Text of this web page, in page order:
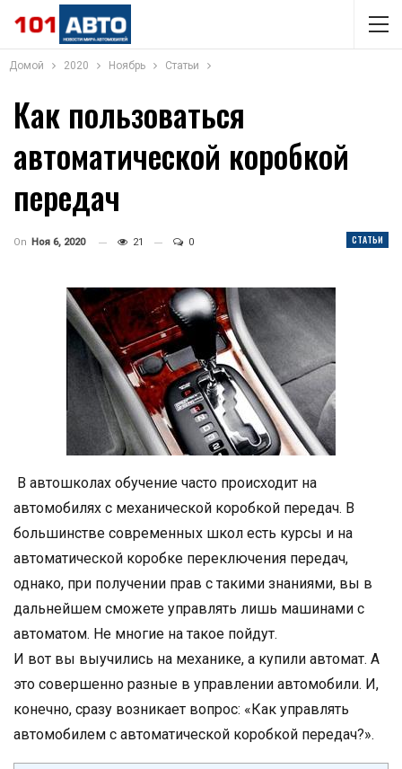
Домой 2020 Ноябрь Статьи
Как пользоваться
автоматической коробкой
передач
СТАТЬИ
On Ноя 6, 2020 21 0
В автошколах обучение часто происходит на
автомобилях с механической коробкой передач. В
большинстве современных школ есть курсы и на
автоматической коробке переключения передач,
однако, при получении прав с такими знаниями, вы в
дальнейшем сможете управлять лишь машинами с
автоматом. Не многие на такое пойдут.
И вот вы выучились на механике, а купили автомат. А
это совершенно разные в управлении автомобили. И,
конечно, сразу возникает вопрос: «Как управлять
автомобилем с автоматической коробкой передач?».